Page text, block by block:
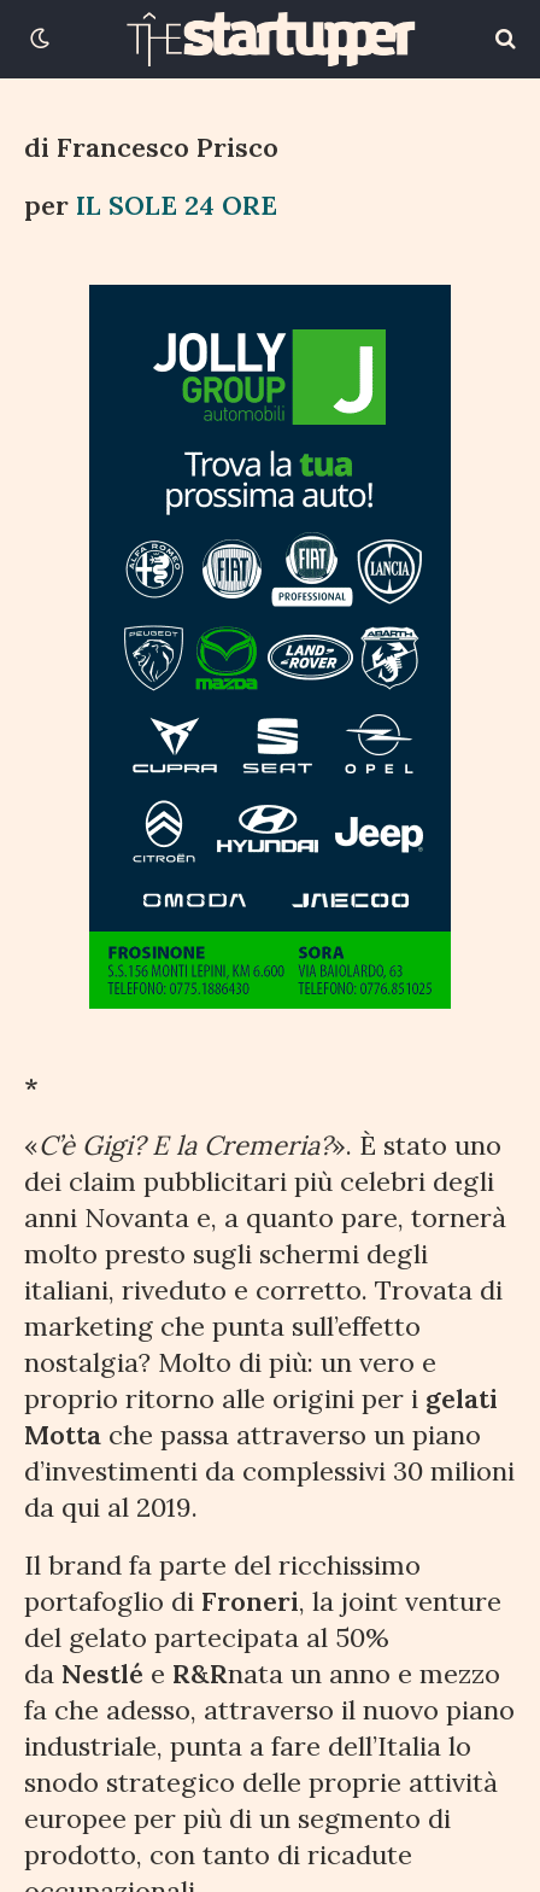
15 MAGGIO 2018 3 MINUTI DI LETTURA
di Francesco Prisco
per IL SOLE 24 ORE
*
«C’è Gigi? E la Cremeria?». È stato uno
dei claim pubblicitari più celebri degli
anni Novanta e, a quanto pare, tornerà
molto presto sugli schermi degli
italiani, riveduto e corretto. Trovata di
marketing che punta sull’effetto
nostalgia? Molto di più: un vero e
proprio ritorno alle origini per i gelati
Motta che passa attraverso un piano
d’investimenti da complessivi 30 milioni
da qui al 2019.
Il brand fa parte del ricchissimo
portafoglio di Froneri, la joint venture
del gelato partecipata al 50%
da Nestlé e R&Rnata un anno e mezzo
fa che adesso, attraverso il nuovo piano
industriale, punta a fare dell’Italia lo
snodo strategico delle proprie attività
europee per più di un segmento di
prodotto, con tanto di ricadute